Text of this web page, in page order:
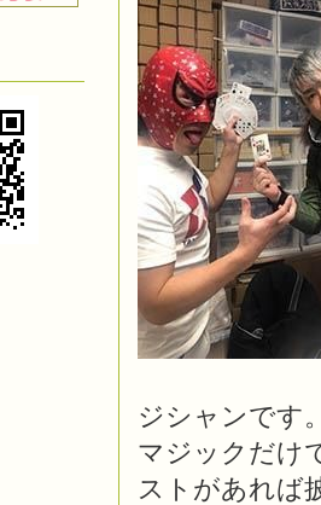
ジシャンです
マジックだけ
ストがあれば